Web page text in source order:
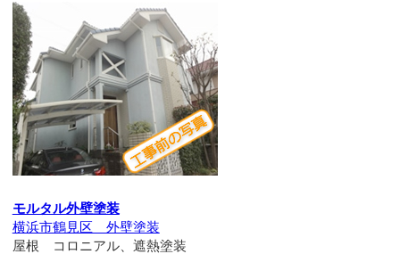
モルタル外壁塗装
横浜市鶴見区 外壁塗装
屋根 コロニアル、遮熱塗装